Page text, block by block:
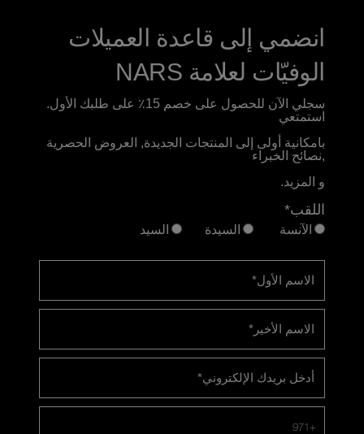
انضمي إلى قاعدة العميلات
الوفيّات لعلامة NARS
سجلي الآن للحصول على خصم 15٪ على طلبك الأول.
استمتعي
بامكانية أولى إلى المنتجات الجديدة, العروض الحصرية
,نصائح الخبراء
و المزيد.
اللقب*
الآنسة السيدة السيد
الاسم الأول*
الاسم الأخير *
أدخل بريدك الإلكتروني*
+971